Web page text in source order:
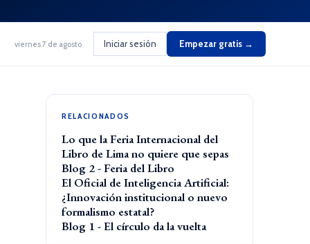
viernes 7 de agosto Iniciar sesión Empezar gratis →
RELACIONADOS
Lo que la Feria Internacional del
Libro de Lima no quiere que sepas
Blog 2 - Feria del Libro
El Oficial de Inteligencia Artificial:
¿Innovación institucional o nuevo
formalismo estatal?
Blog 1 - El círculo da la vuelta